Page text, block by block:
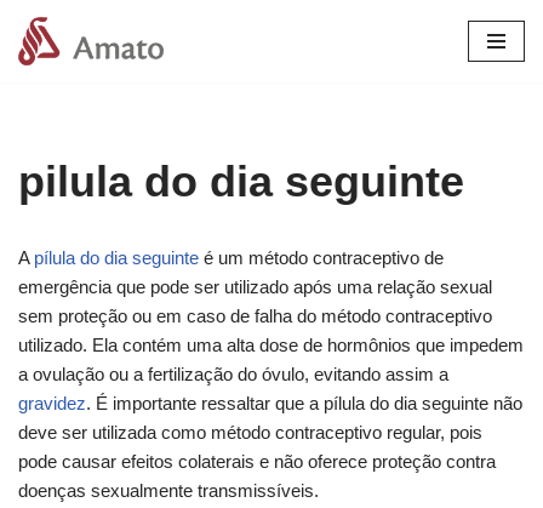
Pular
pilula do dia seguinte
A pílula do dia seguinte é um método contraceptivo de
emergência que pode ser utilizado após uma relação sexual
sem proteção ou em caso de falha do método contraceptivo
utilizado. Ela contém uma alta dose de hormônios que impedem
a ovulação ou a fertilização do óvulo, evitando assim a
gravidez. É importante ressaltar que a pílula do dia seguinte não
deve ser utilizada como método contraceptivo regular, pois
pode causar efeitos colaterais e não oferece proteção contra
doenças sexualmente transmissíveis.